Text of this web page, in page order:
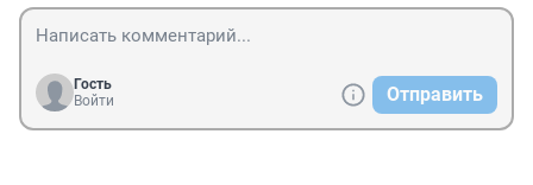
Гость
Войти
Отправить